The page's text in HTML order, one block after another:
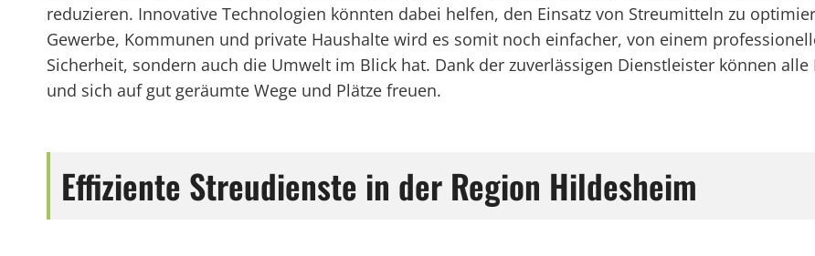
reduzieren. Innovative Technologien könnten dabei helfen, den Einsatz von Streumitteln zu
Gewerbe, Kommunen und private Haushalte wird es somit noch einfacher, von einem
Sicherheit, sondern auch die Umwelt im Blick hat. Dank der zuverlässigen Dienstleister können
und sich auf gut geräumte Wege und Plätze freuen.
Effiziente Streudienste in der Region Hildesheim